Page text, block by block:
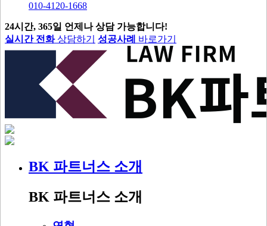
010-4120-1668
24시간, 365일 언제나 상담 가능합니다!
실시간 전화상담하기 성공사례 바로가기
BK 파트너스 소개
BK 파트너스 소개